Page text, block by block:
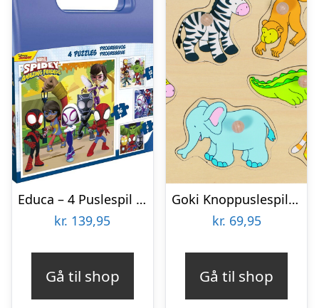
Educa – 4 Puslespil I Kuffert – 6-9-12-16 Brikker – Spidey & His Amazing Friends
kr. 139,95
Gå til shop
Goki Knoppuslespil – Zoo Dyr – Træ – 8 Brikker
kr. 69,95
Gå til shop